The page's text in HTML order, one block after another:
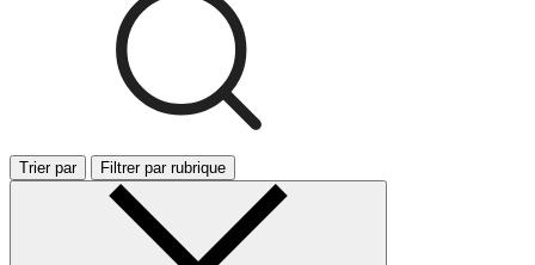
Trier par Filtrer par rubrique